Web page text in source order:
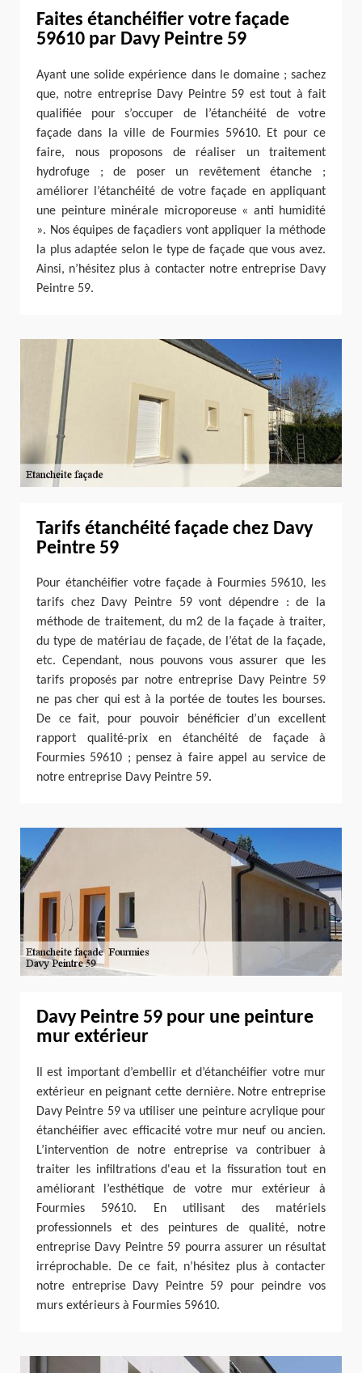
Faites étanchéifier votre façade
59610 par Davy Peintre 59
Ayant une solide expérience dans le domaine ; sachez
que, notre entreprise Davy Peintre 59 est tout à fait
qualifiée pour s’occuper de l’étanchéité de votre
façade dans la ville de Fourmies 59610. Et pour ce
faire, nous proposons de réaliser un traitement
hydrofuge ; de poser un revêtement étanche ;
améliorer l’étanchéité de votre façade en appliquant
une peinture minérale microporeuse « anti humidité
». Nos équipes de façadiers vont appliquer la méthode
la plus adaptée selon le type de façade que vous avez.
Ainsi, n’hésitez plus à contacter notre entreprise Davy
Peintre 59.
Tarifs étanchéité façade chez Davy
Peintre 59
Pour étanchéifier votre façade à Fourmies 59610, les
tarifs chez Davy Peintre 59 vont dépendre : de la
méthode de traitement, du m2 de la façade à traiter,
du type de matériau de façade, de l’état de la façade,
etc. Cependant, nous pouvons vous assurer que les
tarifs proposés par notre entreprise Davy Peintre 59
ne pas cher qui est à la portée de toutes les bourses.
De ce fait, pour pouvoir bénéficier d’un excellent
rapport qualité-prix en étanchéité de façade à
Fourmies 59610 ; pensez à faire appel au service de
notre entreprise Davy Peintre 59.
Davy Peintre 59 pour une peinture
mur extérieur
Il est important d’embellir et d’étanchéifier votre mur
extérieur en peignant cette dernière. Notre entreprise
Davy Peintre 59 va utiliser une peinture acrylique pour
étanchéifier avec efficacité votre mur neuf ou ancien.
L’intervention de notre entreprise va contribuer à
traiter les infiltrations d'eau et la fissuration tout en
améliorant l’esthétique de votre mur extérieur à
Fourmies 59610. En utilisant des matériels
professionnels et des peintures de qualité, notre
entreprise Davy Peintre 59 pourra assurer un résultat
irréprochable. De ce fait, n’hésitez plus à contacter
notre entreprise Davy Peintre 59 pour peindre vos
murs extérieurs à Fourmies 59610.